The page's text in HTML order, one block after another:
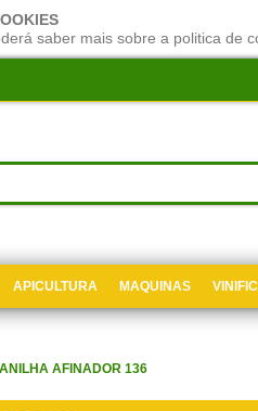
saber mais sobre a politica de
APICULTURA MAQUINAS
AFINADOR 136